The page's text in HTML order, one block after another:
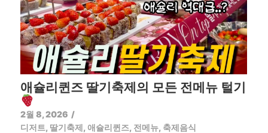
애슐리퀸즈 딸기축제의 모든 전메뉴 털기
2월 8, 2026 /
디저트, 딸기축제, 애슐리퀸즈, 전메뉴, 축제음식